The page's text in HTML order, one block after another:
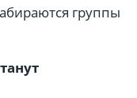
группы